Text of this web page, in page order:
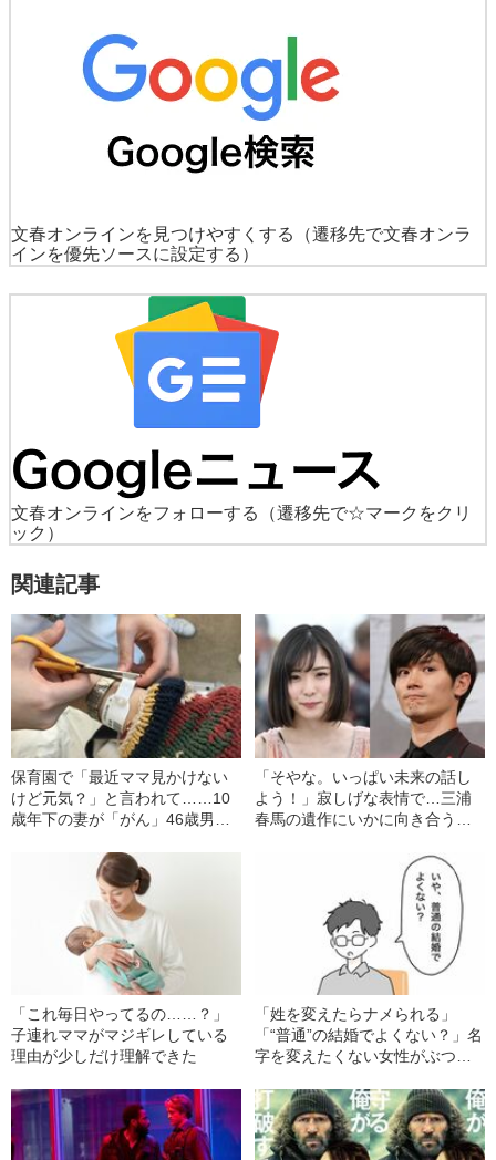
文春オンラインを見つけやすくする
（遷移先で文春オンラ
インを優先ソースに設定する）
文春オンラインをフォローする
（遷移先で☆マークをクリ
ック）
関連記事
保育園で「最近ママ見かけない
けど元気？」と言われて……10
歳年下の妻が「がん」46歳男の
「そやな。いっぱい未来の話し
よう！」寂しげな表情で…三浦
春馬の遺作にいかに向き合うべ
「これ毎日やってるの……？」
子連れママがマジギレしている
理由が少しだけ理解できた
「姓を変えたらナメられる」
「“普通”の結婚でよくない？」名
字を変えたくない女性がぶつか